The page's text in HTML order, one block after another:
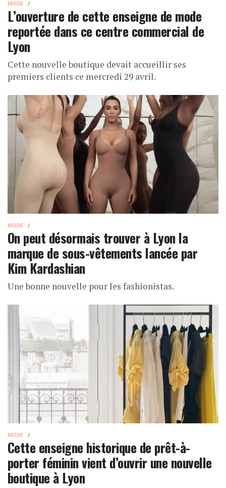
MODE
L’ouverture de cette enseigne de mode
reportée dans ce centre commercial de
Lyon
Cette nouvelle boutique devait accueillir ses
premiers clients ce mercredi 29 avril.
MODE
On peut désormais trouver à Lyon la
marque de sous-vêtements lancée par
Kim Kardashian
Une bonne nouvelle pour les fashionistas.
MODE
Cette enseigne historique de prêt-à-
porter féminin vient d’ouvrir une nouvelle
boutique à Lyon